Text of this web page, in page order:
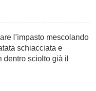
l’impasto mescolando
schiacciata e
dentro sciolto già il